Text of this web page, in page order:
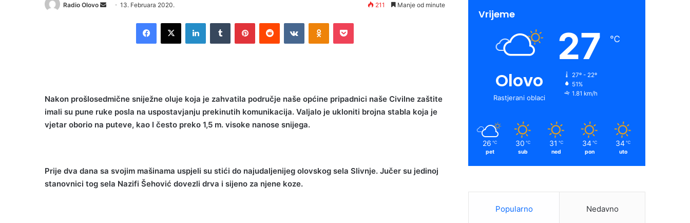
Radio Olovo
Send13. Februara 2020. 211 Manje od minute
Facebook
X LinkedInTumblr PinterestReddit VKontakteOdnoklassniki
Pocket
Nakon prošlosedmične sniježne oluje koja je zahvatila područje naše općine pripadnici naše Civilne zaštite
imali su pune ruke posla na uspostavjanju prekinutih komunikacija. Valjalo je ukloniti brojna stabla koja je
vjetar oborio na puteve, kao I često preko 1,5 m. visoke nanose snijega.
Prije dva dana sa svojim mašinama uspjeli su stići do najudaljenijeg olovskog sela Slivnje. Jučer su jedinoj
stanovnici tog sela Nazifi Šehović dovezli drva i sijeno za njene koze.
Vrijeme
Olovo
Rastjerani oblaci
27 ℃
27º - 22º
51%
1.81 km/h
26 ℃
pet
30 ℃
sub
31 ℃
ned
34 ℃
pon
34 ℃
uto
Popularno Nedavno